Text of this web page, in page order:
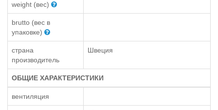
weight (вес)
brutto (вес в
упаковке)
страна
производитель
Швеция
ОБЩИЕ ХАРАКТЕРИСТИКИ
вентиляция